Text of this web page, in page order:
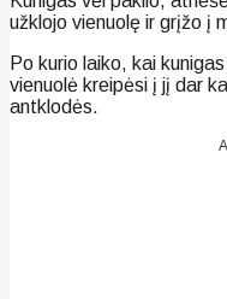
užklojo vienuolę ir grįžo į
Po kurio laiko, kai
vienuolė kreipėsi į jį dar
antklodės.